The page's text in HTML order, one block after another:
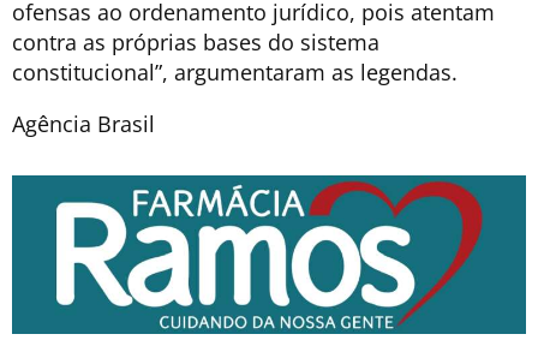
ofensas ao ordenamento jurídico, pois atentam
contra as próprias bases do sistema
constitucional”, argumentaram as legendas.
Agência Brasil